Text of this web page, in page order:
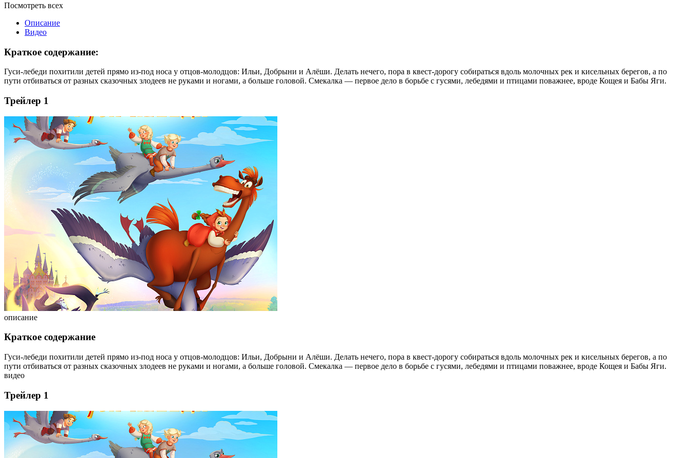
Посмотреть всех
Описание
Видео
Краткое содержание:
Гуси-лебеди похитили детей прямо из-под носа у отцов-молодцов: Ильи, Добрыни и Алёши. Делать нечего, пора в квест-дорогу собираться вдоль молочных рек и кисельных берегов, а по
пути отбиваться от разных сказочных злодеев не руками и ногами, а больше головой. Смекалка — первое дело в борьбе с гусями, лебедями и птицами поважнее, вроде Кощея и Бабы Яги.
Трейлер 1
описание
Краткое содержание
Гуси-лебеди похитили детей прямо из-под носа у отцов-молодцов: Ильи, Добрыни и Алёши. Делать нечего, пора в квест-дорогу собираться вдоль молочных рек и кисельных берегов, а по
пути отбиваться от разных сказочных злодеев не руками и ногами, а больше головой. Смекалка — первое дело в борьбе с гусями, лебедями и птицами поважнее, вроде Кощея и Бабы Яги.
видео
Трейлер 1